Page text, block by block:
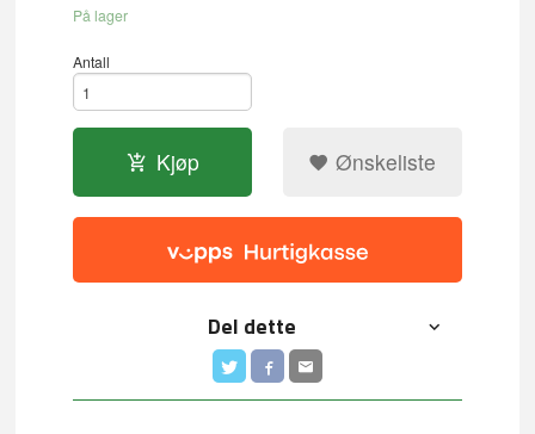
På lager
Antall
Kjøp Ønskeliste
Del dette